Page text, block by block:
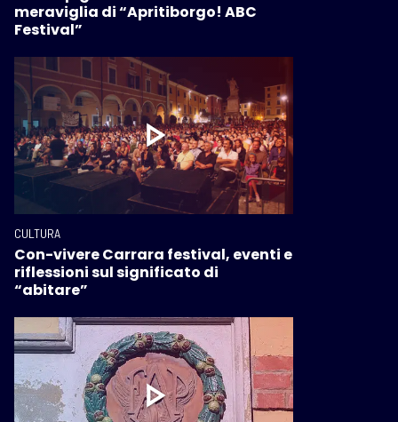
meraviglia di “Apritiborgo! ABC
Festival”
CULTURA
Con-vivere Carrara festival, eventi e
riflessioni sul significato di
“abitare”